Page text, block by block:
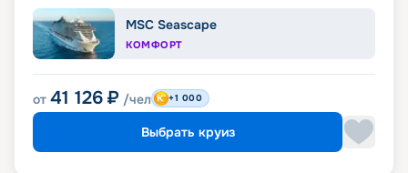
MSC Seascape
КОМФОРТ
от 41 126 ₽ /чел +1 000
Выбрать круиз